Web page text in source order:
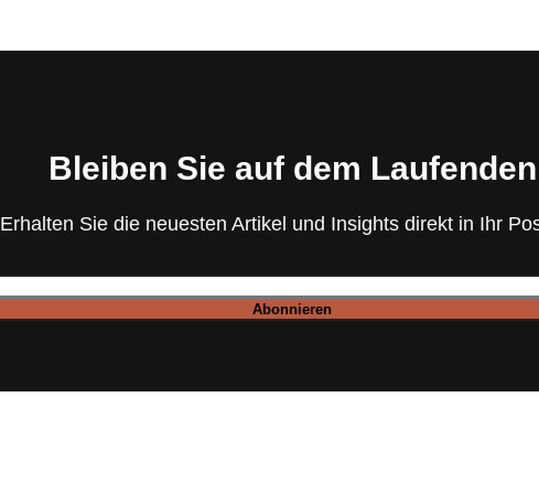
Bleiben Sie auf dem Laufenden
Erhalten Sie die neuesten Artikel und Insights direkt in Ihr
Abonnieren